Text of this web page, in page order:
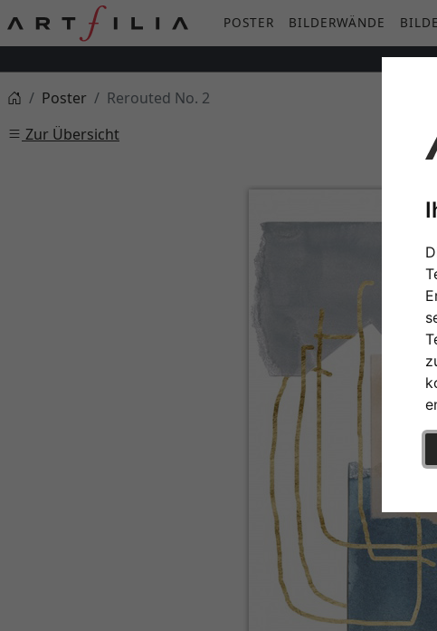
POSTER BILDERWÄNDE
Poster
Rerouted No. 2
Zur Übersicht